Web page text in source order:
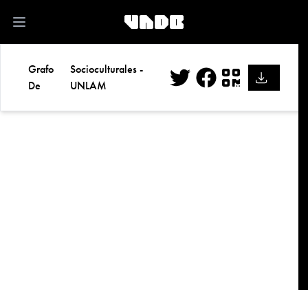
Open main menu
Grafo
De
Socioculturales -
UNLAM
Facebook
QR